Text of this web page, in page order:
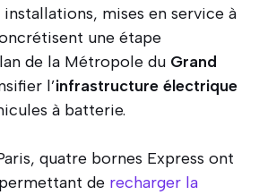
mises en service à
une étape
de la Métropole du Grand
l’infrastructure électrique
à batterie.
quatre bornes Express ont
de recharger la